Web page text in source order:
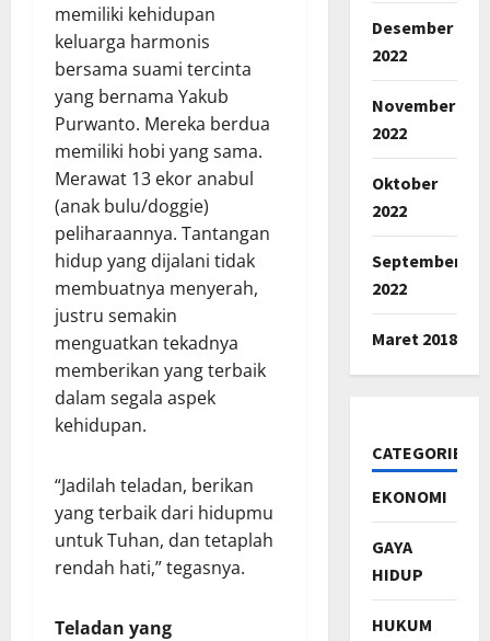
memiliki kehidupan
keluarga harmonis
bersama suami tercinta
yang bernama Yakub
Purwanto. Mereka berdua
memiliki hobi yang sama.
Merawat 13 ekor anabul
(anak bulu/doggie)
peliharaannya. Tantangan
hidup yang dijalani tidak
membuatnya menyerah,
justru semakin
menguatkan tekadnya
memberikan yang terbaik
dalam segala aspek
kehidupan.
“Jadilah teladan, berikan
yang terbaik dari hidupmu
untuk Tuhan, dan tetaplah
rendah hati,” tegasnya.
Teladan yang
Desember
2022
November
2022
Oktober
2022
September
2022
Maret 2018
CATEGORIES
EKONOMI
GAYA
HIDUP
HUKUM